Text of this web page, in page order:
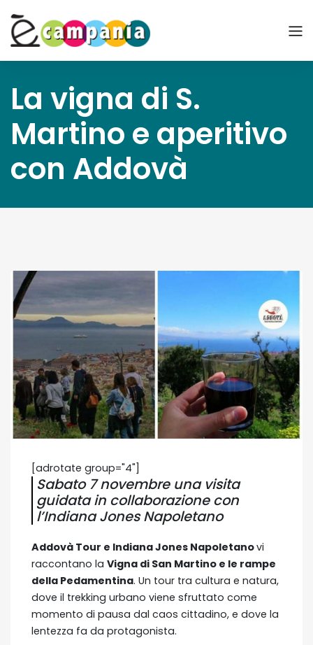
La vigna di S.
Martino e aperitivo
con Addovà
[adrotate group="4"]
Sabato 7 novembre una visita
guidata in collaborazione con
l’Indiana Jones Napoletano
Addovà Tour e Indiana Jones Napoletanovi
raccontano la Vigna di San Martino e le rampe
della Pedamentina. Un tour tra cultura e natura,
dove il trekking urbano viene sfruttato come
momento di pausa dal caos cittadino, e dove la
lentezza fa da protagonista.